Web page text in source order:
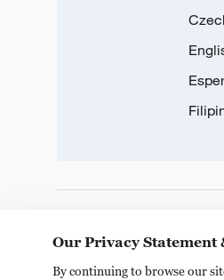
Our Privacy Statement
By continuing to browse our